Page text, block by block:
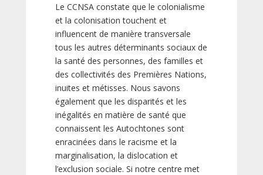
Le CCNSA constate que le colonialisme
et la colonisation touchent et
influencent de manière transversale
tous les autres déterminants sociaux de
la santé des personnes, des familles et
des collectivités des Premières Nations,
inuites et métisses. Nous savons
également que les disparités et les
inégalités en matière de santé que
connaissent les Autochtones sont
enracinées dans le racisme et la
marginalisation, la dislocation et
l’exclusion sociale. Si notre centre met